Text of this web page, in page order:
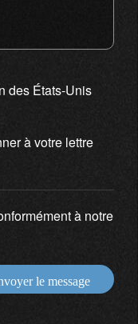
des États-Unis
à votre lettre
à notre
le message